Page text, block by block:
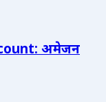
अमेजन